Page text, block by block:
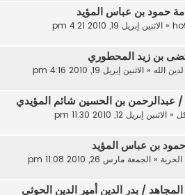
حمود بن عباس المؤيد
« الاثنين إبريل 19, 2010 4:21 pm
بن زيد المحطوري
لدين الله « الاثنين إبريل 19, 2010 4:16 pm
/ عبدالرحمن بن الحسين شائم المؤيدي
« الاثنين إبريل 12, 2010 11:30 pm
بن عباس المؤيد
« الجمعة مارس 26, 2010 11:08 pm
/ بدر الدين أمير الدين الحوثي